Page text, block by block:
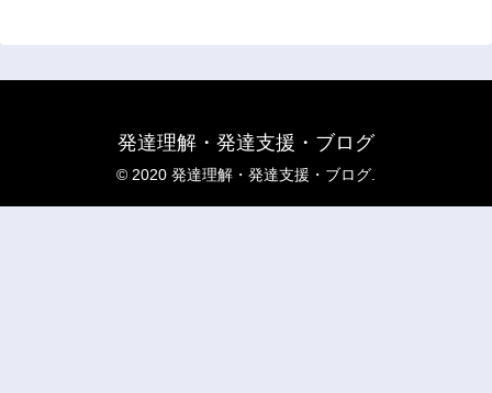
発達理解・発達支援・ブログ
© 2020 発達理解・発達支援・ブログ.